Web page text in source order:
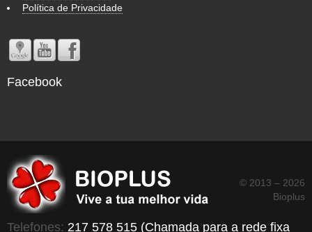
Política de Privacidade
Facebook
© 2013 – 2026
Bioplus
Telefones: 217 578 515 (Chamada para a rede fixa